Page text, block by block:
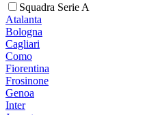
Squadra Serie A
Atalanta
Bologna
Cagliari
Como
Fiorentina
Frosinone
Genoa
Inter